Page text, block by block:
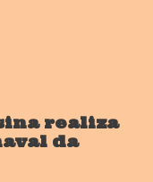
realiza
da